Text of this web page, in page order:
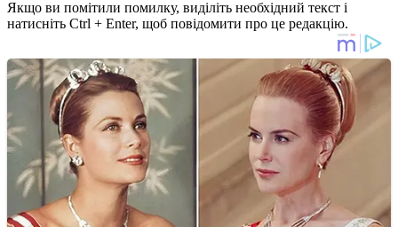
Якщо ви помітили помилку, виділіть необхідний текст і
натисніть Ctrl + Enter, щоб повідомити про це редакцію.